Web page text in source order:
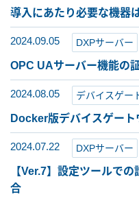
導入にあたり必要な機器
2024.09.05 DXPサーバー
OPC UAサーバー機能の
2024.08.05 デバイスゲー
Docker版デバイスゲー
2024.07.22 DXPサーバー
【Ver.7】設定ツールで
合